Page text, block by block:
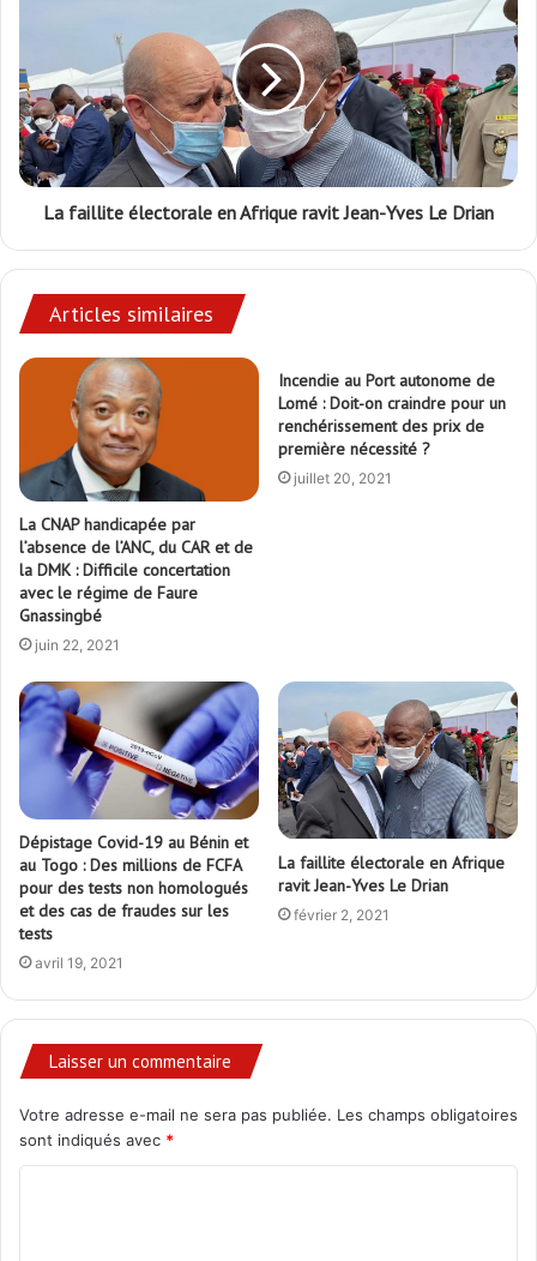
La faillite électorale en Afrique ravit Jean-Yves Le Drian
Articles similaires
La CNAP handicapée par
l’absence de l’ANC, du CAR et de
la DMK : Difficile concertation
avec le régime de Faure
Gnassingbé
juin 22, 2021
Incendie au Port autonome de
Lomé : Doit-on craindre pour un
renchérissement des prix de
première nécessité ?
juillet 20, 2021
Dépistage Covid-19 au Bénin et
au Togo : Des millions de FCFA
pour des tests non homologués
et des cas de fraudes sur les
tests
avril 19, 2021
La faillite électorale en Afrique
ravit Jean-Yves Le Drian
février 2, 2021
Laisser un commentaire
Votre adresse e-mail ne sera pas publiée. Les champs obligatoires
sont indiqués avec *